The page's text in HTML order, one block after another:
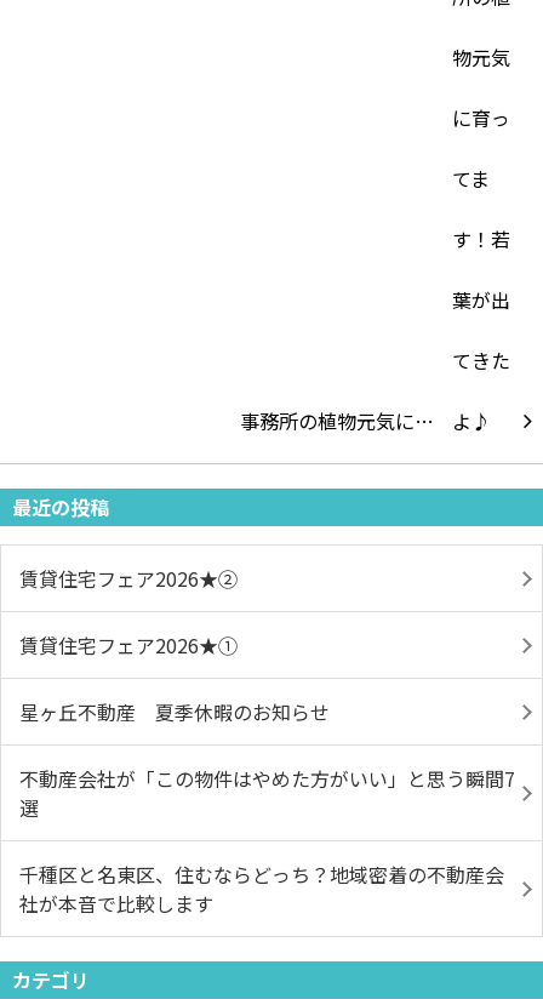
事務所の植物元気に…
最近の投稿
賃貸住宅フェア2026★➁
賃貸住宅フェア2026★①
星ヶ丘不動産 夏季休暇のお知らせ
不動産会社が「この物件はやめた方がいい」と思う瞬間7
選
千種区と名東区、住むならどっち？地域密着の不動産会
社が本音で比較します
カテゴリ